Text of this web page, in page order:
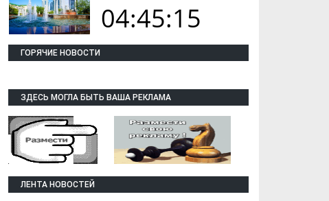
04:45:16
ГОРЯЧИЕ НОВОСТИ
ЗДЕСЬ МОГЛА БЫТЬ ВАША РЕКЛАМА
ЛЕНТА НОВОСТЕЙ